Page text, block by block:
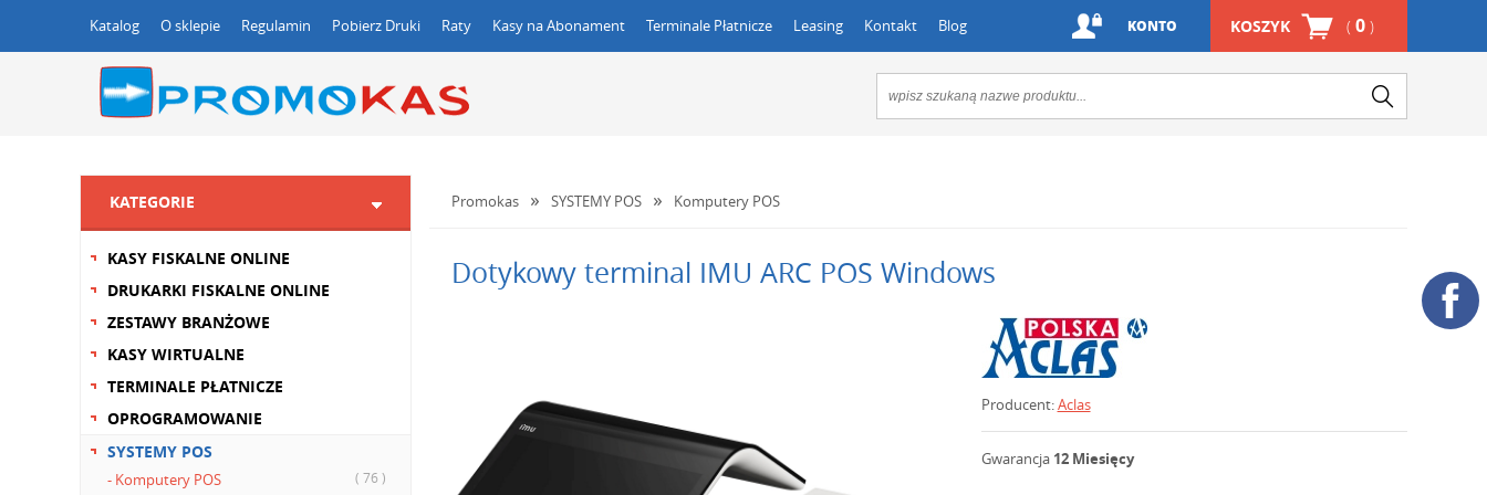
Katalog O sklepie Regulamin Pobierz Druki Raty Kasy na Abonament Terminale Płatnicze Leasing Kontakt Blog KOSZYK ( 0 )
KONTO
KATEGORIE
KASY FISKALNE ONLINE
DRUKARKI FISKALNE ONLINE
ZESTAWY BRANŻOWE
KASY WIRTUALNE
TERMINALE PŁATNICZE
OPROGRAMOWANIE
SYSTEMY POS
- Komputery POS ( 76 )
Promokas SYSTEMY POS Komputery POS
Dotykowy terminal IMU ARC POS Windows
Producent:Aclas
Gwarancja 12 Miesięcy